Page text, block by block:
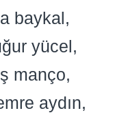
baykal
yücel
manço
aydın